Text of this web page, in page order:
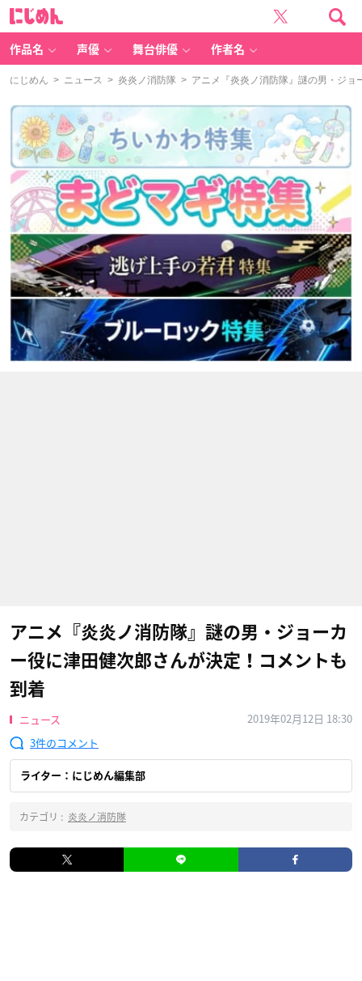
作品名 声優 舞台俳優 作者名
にじめん > ニュース > 炎炎ノ消防隊 > アニメ『炎炎ノ消防隊』謎の男・ジョ
アニメ『炎炎ノ消防隊』謎の男・ジョーカ
ー役に津田健次郎さんが決定！コメントも
到着
ニュース
2019年02月12日 18:30
3
ライター：にじめん編集部
カテゴリ : 炎炎ノ消防隊